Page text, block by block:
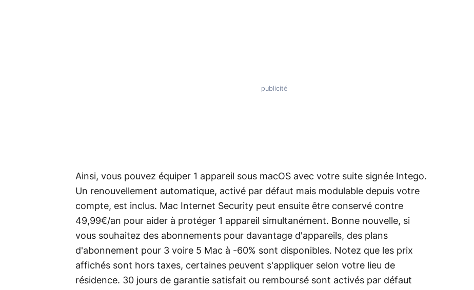
Ainsi, vous pouvez équiper 1 appareil sous macOS avec votre suite signée Intego.
Un renouvellement automatique, activé par défaut mais modulable depuis votre
compte, est inclus. Mac Internet Security peut ensuite être conservé contre
49,99€/an pour aider à protéger 1 appareil simultanément. Bonne nouvelle, si
vous souhaitez des abonnements pour davantage d'appareils, des plans
d'abonnement pour 3 voire 5 Mac à -60% sont disponibles. Notez que les prix
affichés sont hors taxes, certaines peuvent s'appliquer selon votre lieu de
résidence. 30 jours de garantie satisfait ou remboursé sont activés par défaut